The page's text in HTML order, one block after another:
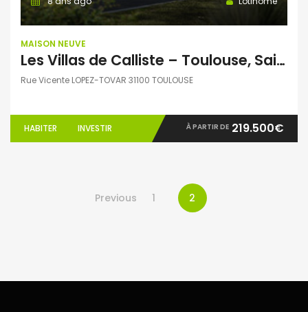
MAISON NEUVE
Les Villas de Calliste – Toulouse, Saint-Simon – Villas T3 et T4
Rue Vicente LOPEZ-TOVAR 31100 TOULOUSE
HABITER INVESTIR À PARTIR DE 219.500€
Previous 1 2